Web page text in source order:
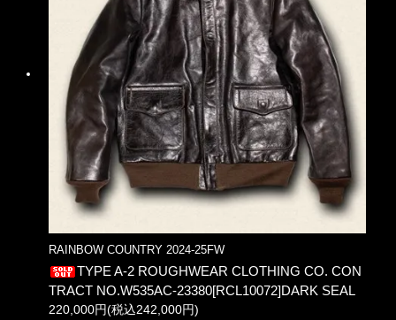
RAINBOW COUNTRY 2024-25FW
TYPE A-2 ROUGHWEAR CLOTHING CO. CON
TRACT NO.W535AC-23380[RCL10072]DARK SEAL
220,000円(税込242,000円)